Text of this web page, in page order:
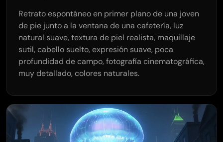
Retrato espontáneo en primer plano de una joven
de pie junto a la ventana de una cafetería, luz
natural suave, textura de piel realista, maquillaje
sutil, cabello suelto, expresión suave, poca
profundidad de campo, fotografía cinematográfica,
muy detallado, colores naturales.